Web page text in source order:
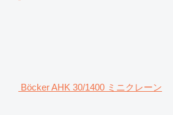
Böcker AHK 30/1400 ミニクレーン